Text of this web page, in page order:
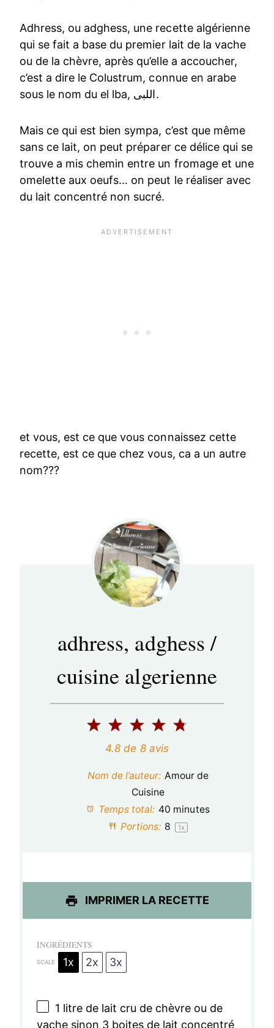
Adhress, ou adghess, une recette algérienne
qui se fait a base du premier lait de la vache
ou de la chèvre, après qu’elle a accoucher,
c’est a dire le Colustrum, connue en arabe
sous le nom du el lba, اللبى.
Mais ce qui est bien sympa, c’est que même
sans ce lait, on peut préparer ce délice qui se
trouve a mis chemin entre un fromage et une
omelette aux oeufs… on peut le réaliser avec
du lait concentré non sucré.
et vous, est ce que vous connaissez cette
recette, est ce que chez vous, ca a un autre
nom???
adhress, adghess /
cuisine algerienne
5
t
i
s
4
é
t
i
s
3
é
t
o
i
s
2
é
t
i
s
1
é
t
i
4.8 de 8avis
Nom de l’auteur: Amour de
Cuisine
Temps total: 40 minutes
Portions: 8 1x
IMPRIMER LA RECETTE
INGRÉDIENTS
SCALE 1x 2x 3x
1 litre de lait cru de chèvre ou de
vache sinon 3 boites de lait concentré